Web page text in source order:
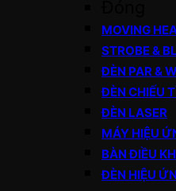
MOVING
STROBE &
ĐÈN PAR &
ĐÈN CHIẾU
ĐÈN LASER
MÁY HIỆU
BÀN ĐIỀU
ĐÈN HIỆU